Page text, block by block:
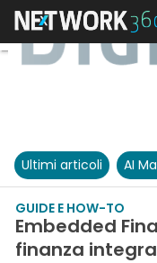
Ultimi articoli AI
GUIDE E HOW-TO
Embedded
finanza